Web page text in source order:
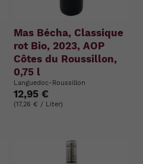
Mas Bécha, Classique
rot Bio, 2023, AOP
Côtes du Roussillon,
0,75 l
Languedoc-Roussillon
12,95 €
(17,26 € / Liter)